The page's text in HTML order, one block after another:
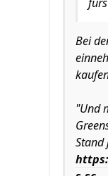
Bei
"Und